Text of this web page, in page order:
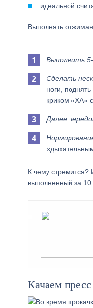
идеальной
Выполнять
Выполнить
Сделать
ноги,
криком «ХА»
Далее
К чему стремится?
выполненный за 10
Качаем пресс